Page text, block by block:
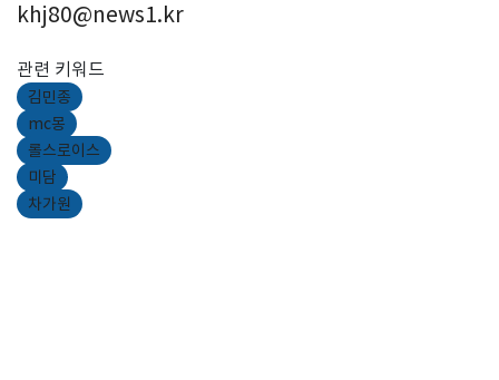
khj80@news1.kr
관련 키워드
김민종
mc몽
롤스로이스
미담
차가원